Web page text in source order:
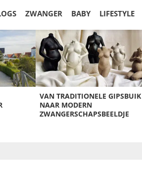
ZWANGER BABY LIFESTYLE
VAN TRADITIONELE GIPSBUIK
NAAR MODERN
ZWANGERSCHAPSBEELDJE